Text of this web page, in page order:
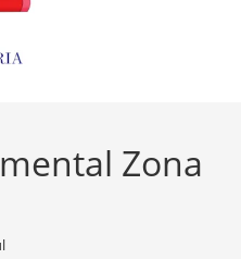
Zona